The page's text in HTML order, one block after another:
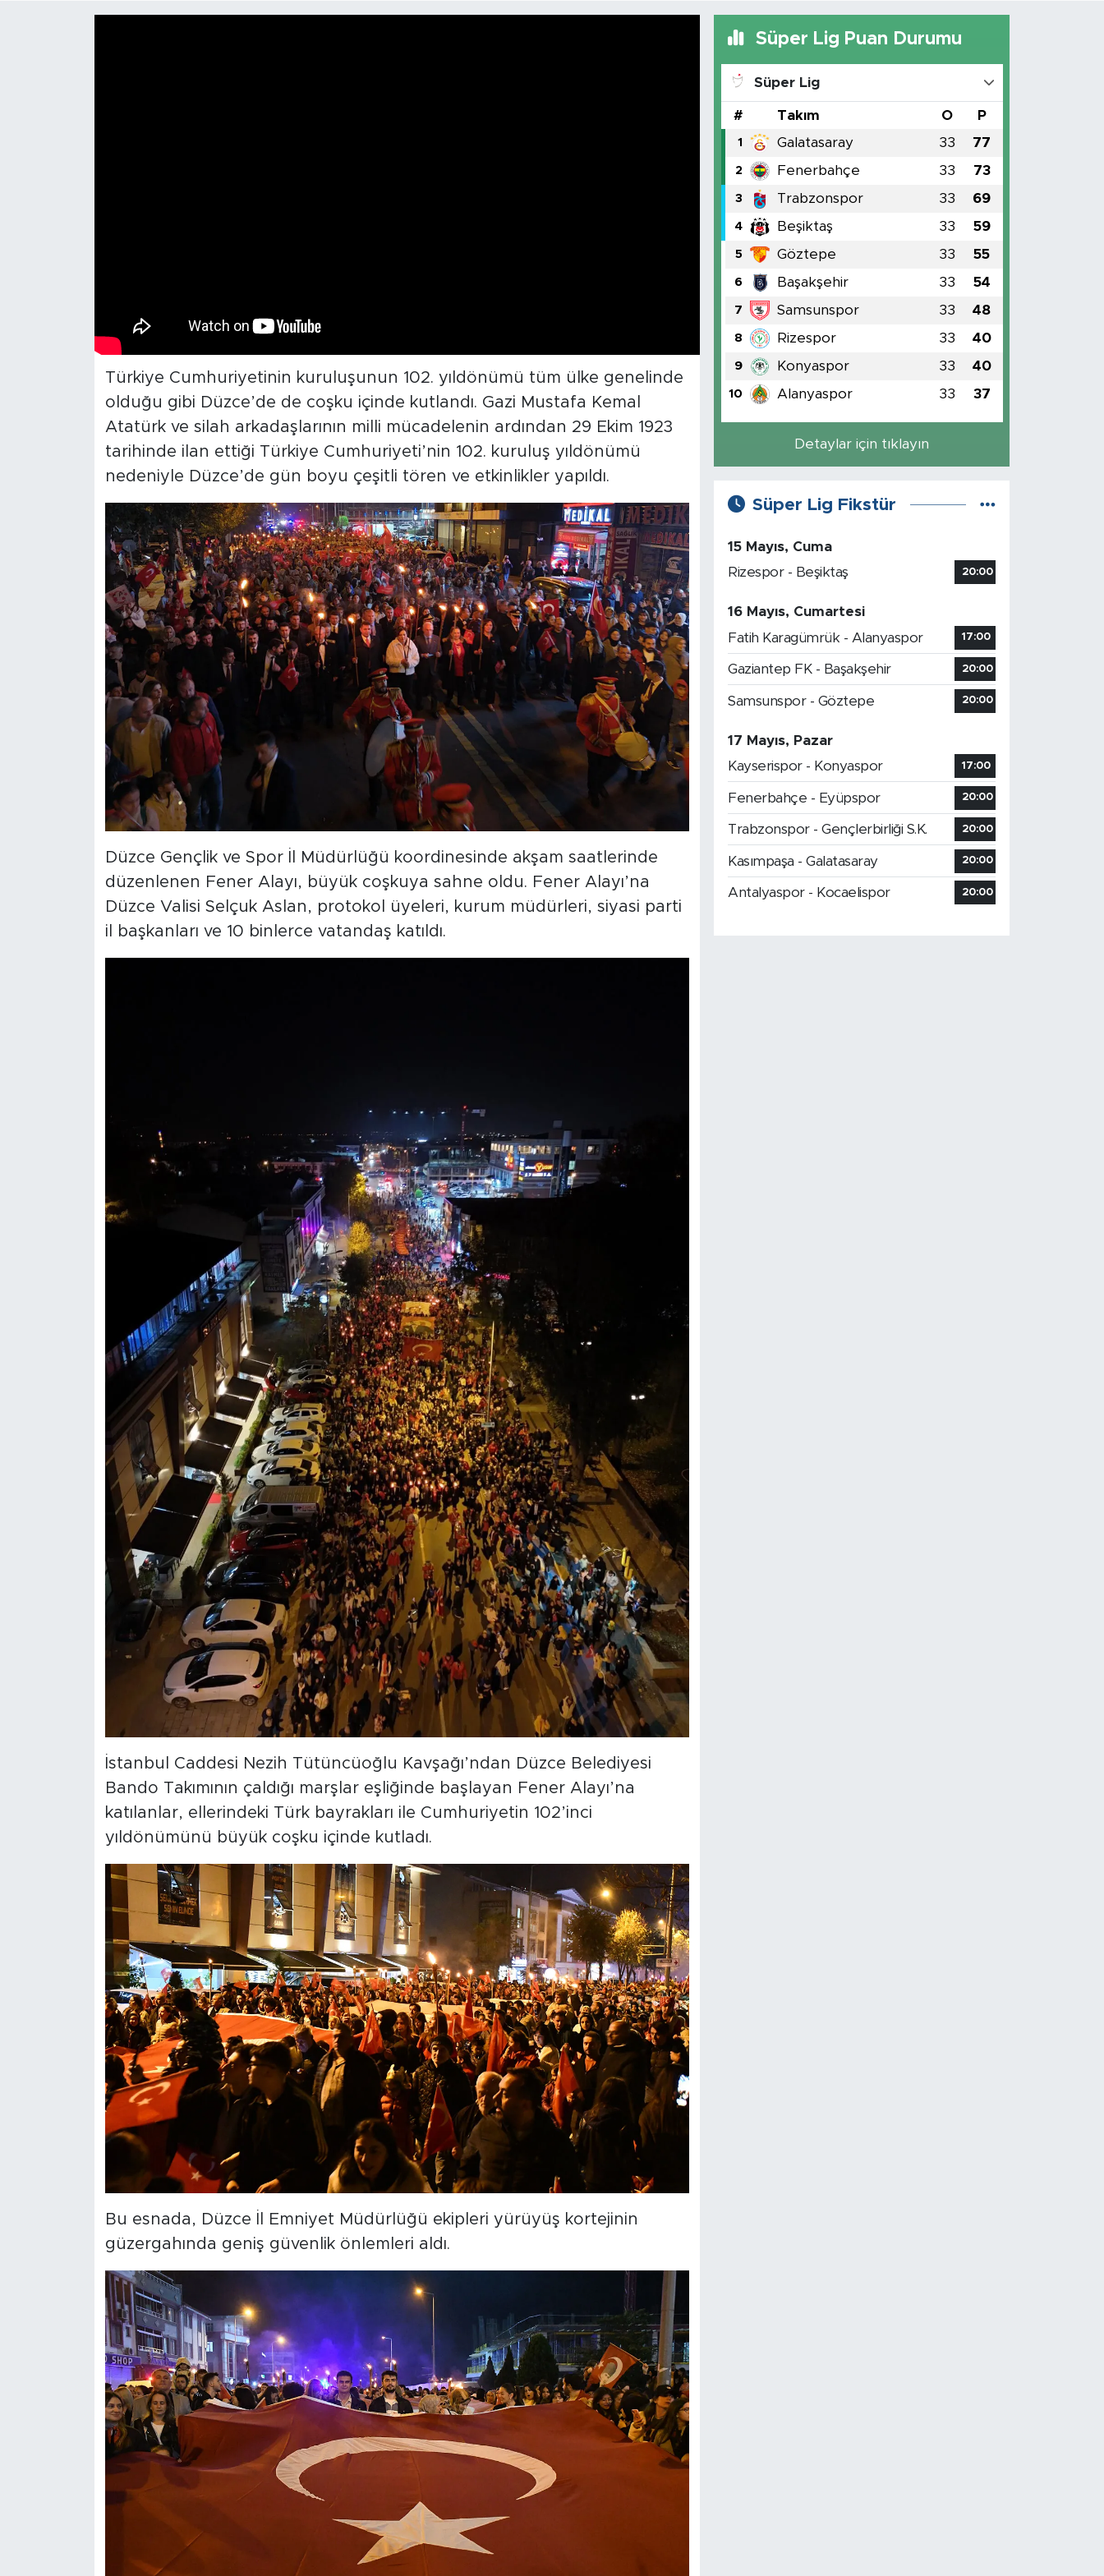
Türkiye Cumhuriyetinin kuruluşunun 102. yıldönümü tüm ülke genelinde
olduğu gibi Düzce’de de coşku içinde kutlandı. Gazi Mustafa Kemal
Atatürk ve silah arkadaşlarının milli mücadelenin ardından 29 Ekim 1923
tarihinde ilan ettiği Türkiye Cumhuriyeti’nin 102. kuruluş yıldönümü
nedeniyle Düzce’de gün boyu çeşitli tören ve etkinlikler yapıldı.
Düzce Gençlik ve Spor İl Müdürlüğü koordinesinde akşam saatlerinde
düzenlenen Fener Alayı, büyük coşkuya sahne oldu. Fener Alayı’na
Düzce Valisi Selçuk Aslan, protokol üyeleri, kurum müdürleri, siyasi parti
il başkanları ve 10 binlerce vatandaş katıldı.
İstanbul Caddesi Nezih Tütüncüoğlu Kavşağı’ndan Düzce Belediyesi
Bando Takımının çaldığı marşlar eşliğinde başlayan Fener Alayı’na
katılanlar, ellerindeki Türk bayrakları ile Cumhuriyetin 102’inci
yıldönümünü büyük coşku içinde kutladı.
Bu esnada, Düzce İl Emniyet Müdürlüğü ekipleri yürüyüş kortejinin
güzergahında geniş güvenlik önlemleri aldı.
Süper Lig Puan Durumu
Süper Lig
# Takım O P
1 Galatasaray 33 77
2 Fenerbahçe 33 73
3 Trabzonspor 33 69
4 Beşiktaş 33 59
5 Göztepe 33 55
6 Başakşehir 33 54
7 Samsunspor 33 48
8 Rizespor 33 40
9 Konyaspor 33 40
10 Alanyaspor 33 37
Detaylar için tıklayın
Süper Lig Fikstür
15 Mayıs, Cuma
Rizespor - Beşiktaş
20:00
16 Mayıs, Cumartesi
Fatih Karagümrük - Alanyaspor
17:00
Gaziantep FK - Başakşehir 20:00
Samsunspor - Göztepe 20:00
17 Mayıs, Pazar
Kayserispor - Konyaspor
17:00
Fenerbahçe - Eyüpspor 20:00
Trabzonspor - Gençlerbirliği S.K. 20:00
Kasımpaşa - Galatasaray 20:00
Antalyaspor - Kocaelispor 20:00